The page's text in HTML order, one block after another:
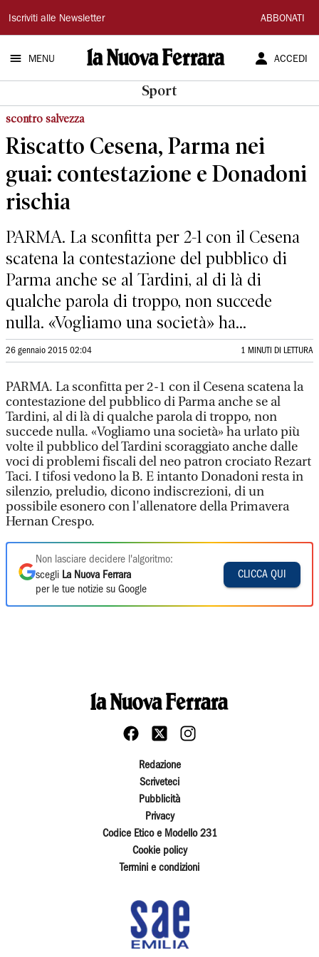
La
Nuova
Ferrara
Iscriviti alle Newsletter ABBONATI
MENU ACCEDI
Sport
scontro salvezza
Riscatto Cesena, Parma nei
guai: contestazione e Donadoni
rischia
PARMA. La sconfitta per 2-1 con il Cesena
scatena la contestazione del pubblico di
Parma anche se al Tardini, al di là di
qualche parola di troppo, non succede
nulla. «Vogliamo una società» ha...
26 gennaio 2015 02:04 1 MINUTI DI LETTURA
PARMA. La sconfitta per 2-1 con il Cesena scatena la
contestazione del pubblico di Parma anche se al
Tardini, al di là di qualche parola di troppo, non
succede nulla. «Vogliamo una società» ha urlato più
volte il pubblico del Tardini scoraggiato anche dalle
voci di problemi fiscali del neo patron crociato Rezart
Taci. I tifosi vedono la B. E intanto Donadoni resta in
silenzio, preludio, dicono indiscrezioni, di un
possibile esonero con l'allenatore della Primavera
Hernan Crespo.
Non lasciare decidere l'algoritmo:
scegli La Nuova Ferrara
per le tue notizie su Google
CLICCA QUI
Redazione
Scriveteci
Pubblicità
Privacy
Codice Etico e Modello 231
Cookie policy
Termini e condizioni